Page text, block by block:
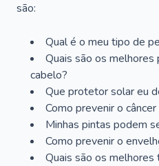
são:
Qual é o meu tipo de
Quais são os
cabelo?
Que protetor solar eu
Como prevenir o
Minhas pintas podem
Como prevenir o
Quais são os